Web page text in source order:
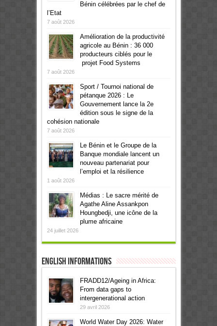
Bénin célébrées par le chef de
l’Etat
7 août 2026
Amélioration de la productivité
agricole au Bénin : 36 000
producteurs ciblés pour le
projet Food Systems
7 août 2026
Sport / Tournoi national de
pétanque 2026 : Le
Gouvernement lance la 2e
édition sous le signe de la
cohésion nationale
7 août 2026
Le Bénin et le Groupe de la
Banque mondiale lancent un
nouveau partenariat pour
l’emploi et la résilience
1 août 2026
Médias : Le sacre mérité de
Agathe Aline Assankpon
Houngbedji, une icône de la
plume africaine
24 juillet 2026
English informations
FRADD12/Ageing in Africa:
From data gaps to
intergenerational action
29 avril 2026
World Water Day 2026: Water